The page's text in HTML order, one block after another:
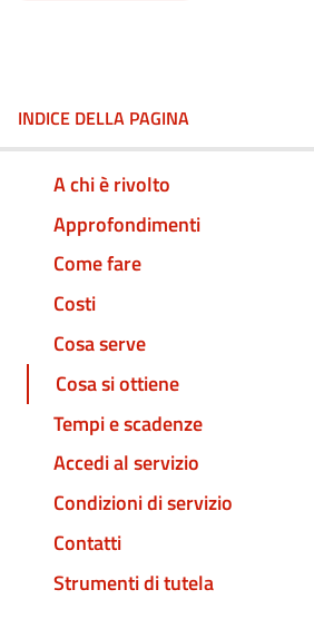
INDICE DELLA PAGINA
A chi è rivolto
Approfondimenti
Come fare
Costi
Cosa serve
Cosa si ottiene
Tempi e scadenze
Accedi al servizio
Condizioni di servizio
Contatti
Strumenti di tutela